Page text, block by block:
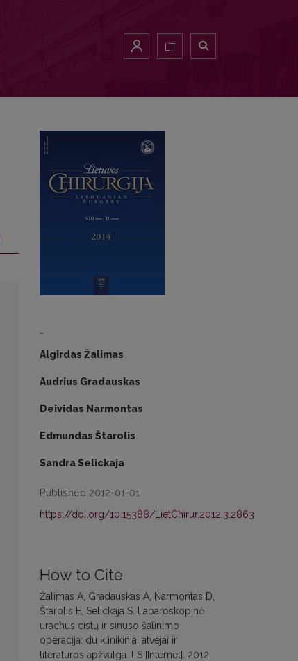
LT
-
Algirdas Žalimas
Audrius Gradauskas
Deividas Narmontas
Edmundas Štarolis
Sandra Selickaja
Published 2012-01-01
https://doi.org/10.15388/LietChirur.2012.3.2863
How to Cite
Žalimas A, Gradauskas A, Narmontas D,
Štarolis E, Selickaja S. Laparoskopinė
urachus cistų ir sinuso šalinimo
operacija: du klinikiniai atvejai ir
literatūros apžvalga. LS [Internet]. 2012